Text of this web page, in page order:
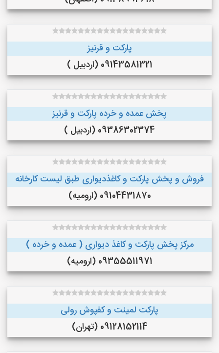
پارکت و قرنیز
09143581321 (اردبیل )
پخش عمده و خرده پارکت و قرنیز
09386302374 (اردبیل )
فروش و پخش پارکت و کاغذدیواری طبق لیست کارخانه
09104431870 (ارومیه)
مرکز پخش پارکت و کاغذ دیواری ( عمده و خرده )
09355511971 (ارومیه)
پارکت لمینت و کفپوش رولی
09128152114 (تهران)